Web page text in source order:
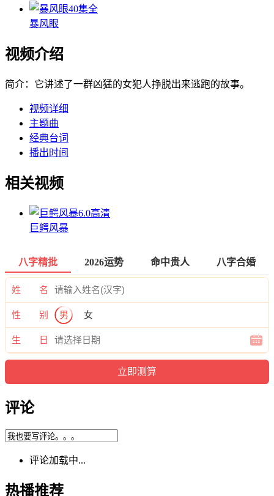
40集全
暴风眼
视频介绍
简介： 它讲述了一群凶猛的女犯人挣脱出来逃跑的故事。
视频详细
主题曲
经典台词
播出时间
相关视频
6.0高清
巨鳄风暴
八字精批 2026运势 命中贵人 八字合婚
姓 名
性 别 男 女
生 日
评论
评论加载中...
热播推荐